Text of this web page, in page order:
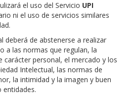
el uso del Servicio UPI
ni el uso de servicios similares
deberá de abstenerse a realizar
a las normas que regulan, la
carácter personal, el mercado y los
Intelectual, las normas de
la intimidad y la imagen y buen
entidades.